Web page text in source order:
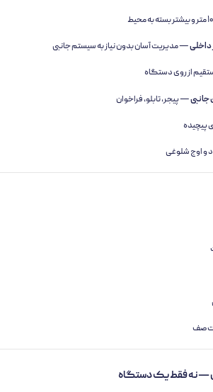
— مدیریت آسان بدون نیاز به سیستم جانبی
از روی دستگاه
— پیجر، تابلو، فراخوان
و اوج شلوغی
صف
— نه فقط یک دستگاه